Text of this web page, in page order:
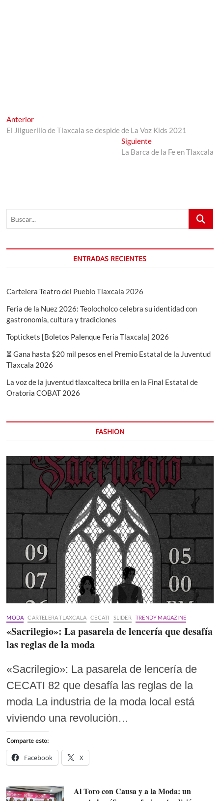
Navegación
de
AnteriorEntrada
anterior:
El Jilguerillo de Tlaxcala se despide de La Voz Kids 2021
SiguienteEntrada
siguiente:
La Barca de la Fe en Tlaxcala
Buscar...
ENTRADAS RECIENTES
Cartelera Teatro del Pueblo Tlaxcala 2026
Feria de la Nuez 2026: Teolocholco celebra su identidad con
gastronomía, cultura y tradiciones
Toptickets [Boletos Palenque Feria Tlaxcala] 2026
⏳ Gana hasta $20 mil pesos en el Premio Estatal de la Juventud
Tlaxcala 2026
La voz de la juventud tlaxcalteca brilla en la Final Estatal de
Oratoria COBAT 2026
FASHION
MODA CARTELERA TLAXCALA CECATI SLIDER TRENDY MAGAZINE
«Sacrilegio»: La pasarela de lencería que desafía
las reglas de la moda
«Sacrilegio»: La pasarela de lencería de
CECATI 82 que desafía las reglas de la
moda La industria de la moda local está
viviendo una revolución…
Comparte esto:
Facebook X
Al Toro con Causa y a la Moda: un